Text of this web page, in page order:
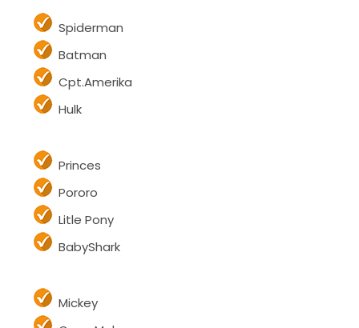
Tersedia Berbagai Macam Tokoh
Spiderman
Batman
Hulk
Princes
Pororo
BabyShark